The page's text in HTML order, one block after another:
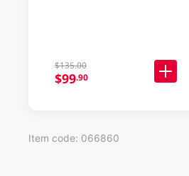
$135.00
$99.90
Item code: 066860